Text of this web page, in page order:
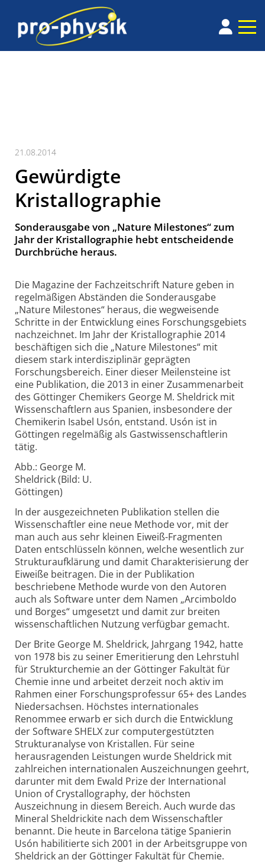
21.08.2014
Gewürdigte
Kristallographie
Sonderausgabe von „Nature Milestones“ zum
Jahr der Kristallographie hebt entscheidende
Durchbrüche heraus.
Die Magazine der Fachzeitschrift Nature geben in
regelmäßigen Abständen die Sonderausgabe
„Nature Milestones“ heraus, die wegweisende
Schritte in der Entwicklung eines Forschungsgebiets
nachzeichnet. Im Jahr der Kristallographie 2014
beschäftigen sich die „Nature Milestones“ mit
diesem stark interdisziplinär geprägten
Forschungsbereich. Einer dieser Meilensteine ist
eine Publikation, die 2013 in einer Zusammenarbeit
des Göttinger Chemikers George M. Sheldrick mit
Wissenschaftlern aus Spanien, insbesondere der
Chemikerin Isabel Usón, entstand. Usón ist in
Göttingen regelmäßig als Gastwissenschaftlerin
tätig.
Abb.: George M.
Sheldrick (Bild: U.
Göttingen)
In der ausgezeichneten Publikation stellen die
Wissenschaftler eine neue Methode vor, mit der
man auch aus sehr kleinen Eiweiß-Fragmenten
Daten entschlüsseln können, welche wesentlich zur
Strukturaufklärung und damit Charakterisierung der
Eiweiße beitragen. Die in der Publikation
beschriebene Methode wurde von den Autoren
auch als Software unter dem Namen „Arcimboldo
und Borges“ umgesetzt und damit zur breiten
wissenschaftlichen Nutzung verfügbar gemacht.
Der Brite George M. Sheldrick, Jahrgang 1942, hatte
von 1978 bis zu seiner Emeritierung den Lehrstuhl
für Strukturchemie an der Göttinger Fakultät für
Chemie inne und arbeitet derzeit noch aktiv im
Rahmen einer Forschungsprofessur 65+ des Landes
Niedersachsen. Höchstes internationales
Renommee erwarb er sich durch die Entwicklung
der Software SHELX zur computergestützten
Strukturanalyse von Kristallen. Für seine
herausragenden Leistungen wurde Sheldrick mit
zahlreichen internationalen Auszeichnungen geehrt,
darunter mit dem Ewald Prize der International
Union of Crystallography, der höchsten
Auszeichnung in diesem Bereich. Auch wurde das
Mineral Sheldrickite nach dem Wissenschaftler
benannt. Die heute in Barcelona tätige Spanierin
Usón habilitierte sich 2001 in der Arbeitsgruppe von
Sheldrick an der Göttinger Fakultät für Chemie.